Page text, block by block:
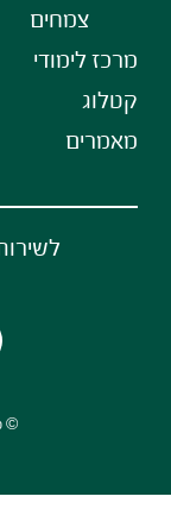
צמחים
מרכז לימודי
קטלוג
מאמרים
לשירות
©